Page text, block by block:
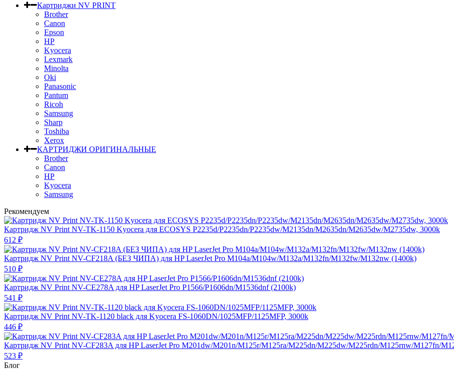
Картриджи NV PRINT
Brother
Canon
Epson
HP
Kyocera
Lexmark
Minolta
Oki
Panasonic
Pantum
Ricoh
Samsung
Sharp
Toshiba
Xerox
КАРТРИДЖИ ОРИГИНАЛЬНЫЕ
Brother
Canon
HP
Kyocera
Samsung
Рекомендуем
Картридж NV Print NV-TK-1150 Kyocera для ECOSYS P2235d/P2235dn/P2235dw/M2135dn/M2635dn/M2635dw/M2735dw, 3000k
612 ₽
Картридж NV Print NV-CF218A (БЕЗ ЧИПА) для HP LaserJet Pro M104a/M104w/M132a/M132fn/M132fw/M132nw (1400k)
510 ₽
Картридж NV Print NV-CE278A для HP LaserJet Pro P1566/P1606dn/M1536dnf (2100k)
541 ₽
Картридж NV Print NV-TK-1120 black для Kyocera FS-1060DN/1025MFP/1125MFP, 3000k
446 ₽
Картридж NV Print NV-CF283A для HP LaserJet Pro M201dw/M201n/M125r/M125ra/M225dn/M225dw/M225rdn/M125rnw/M127fn/
523 ₽
Блог